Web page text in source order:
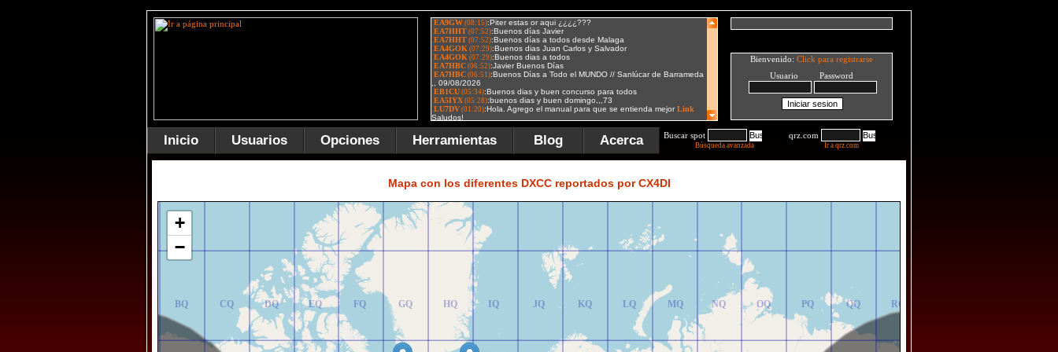
Bienvenido: Click para registrarse
Usuario Password
Inicio Usuarios Opciones Herramientas Blog Acerca Buscar spot
Búsqueda avanzada
qrz.com
Ir a qrz.com
Mapa con los diferentes DXCC reportados por CX4DI
BQ
BR
CQ
CR
DQ
DR
EQ
ER
FQ
FR
GQ
GR
HQ
HR
IQ
IR
JQ
JR
KQ
KR
LQ
LR
MQ
MR
NQ
NR
OQ
OR
PQ
PR
QQ
QR
RQ
RR
+
−